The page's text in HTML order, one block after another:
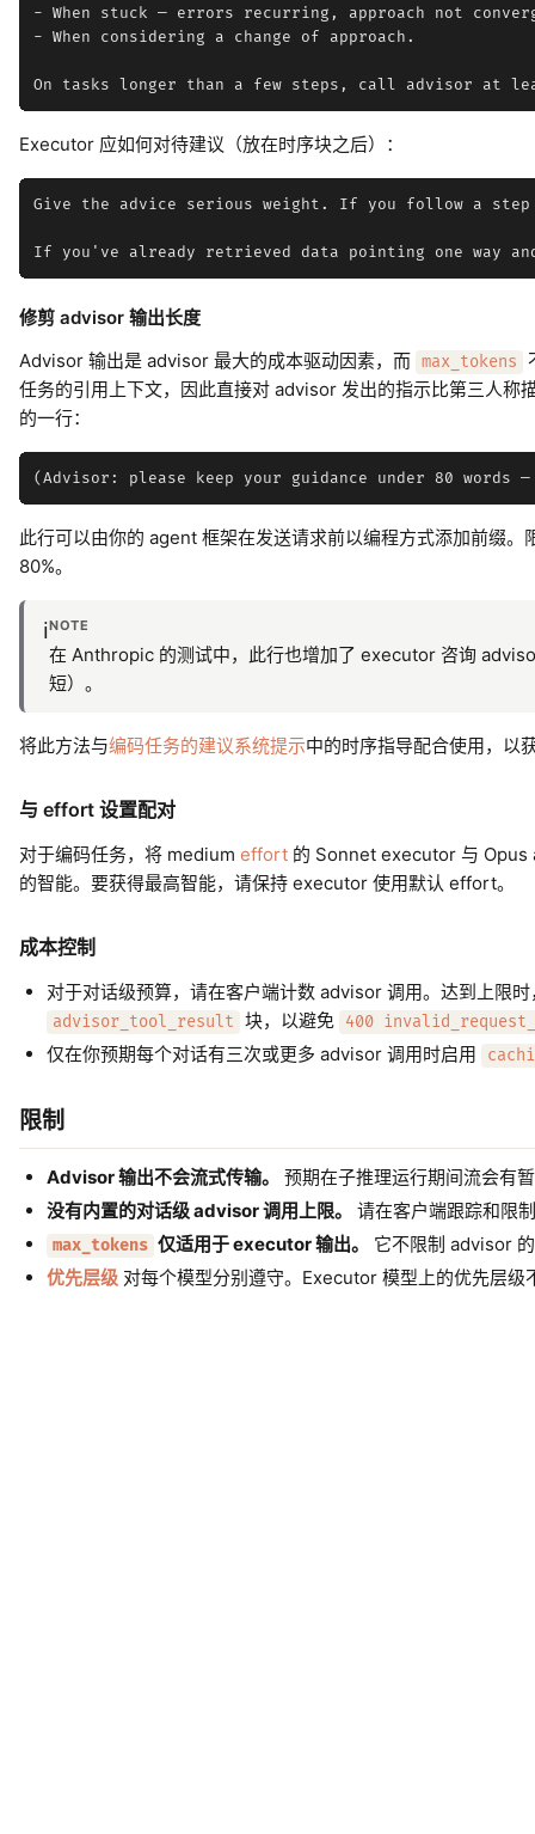
- When stuck — errors recurring, approach not
- When considering a change of approach.
Executor 应如何对待建议（放在时序块之后）：
Give the advice serious weight. If you follow a
修剪 advisor 输出长度
Advisor 输出是 advisor 最大的成本驱动因素，而 max_tokens
任务的引用上下文，因此直接对 advisor 发出的指示比第三人
的一行：
此行可以由你的 agent 框架在发送请求前以编程方式添加前缀
80%。
ℹ️NOTE
在 Anthropic 的测试中，此行也增加了 executor 咨询
短）。
将此方法与编码任务的建议系统提示中的时序指导配合使用，以
与 effort 设置配对
对于编码任务，将 medium effort 的 Sonnet executor 与 Opus
的智能。要获得最高智能，请保持 executor 使用默认 effort。
成本控制
对于对话级预算，请在客户端计数 advisor 调用。达到上限
advisor_tool_result 块，以避免 400
仅在你预期每个对话有三次或更多 advisor 调用时启用
限制
Advisor 输出不会流式传输。
预期在子推理运行期间流会有
没有内置的对话级 advisor 调用上限。
请在客户端跟踪和限
max_tokens 仅适用于 executor 输出。
它不限制 advisor
优先层级对每个模型分别遵守。Executor 模型上的优先层